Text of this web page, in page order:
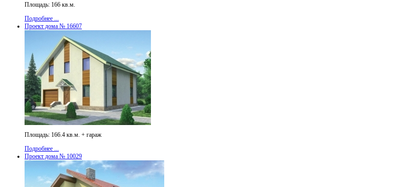
Площадь: 166 кв.м.
Подробнее ...
Проект дома № 16607
Площадь: 166.4 кв.м. + гараж
Подробнее ...
Проект дома № 10029